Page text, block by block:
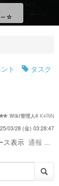
ト
タスク
Wiki管理人4 K4RiN
03/28 (金) 03:28:47
ス表示 通報 ...